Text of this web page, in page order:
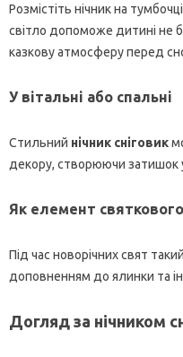
Розмістіть нічник на
світло допоможе дитині не
казкову атмосферу перед
У вітальні або спальні
Стильний нічник сніговик
декору, створюючи затишок
Як елемент
Під час новорічних свят
доповненням до ялинки та
Догляд за нічником